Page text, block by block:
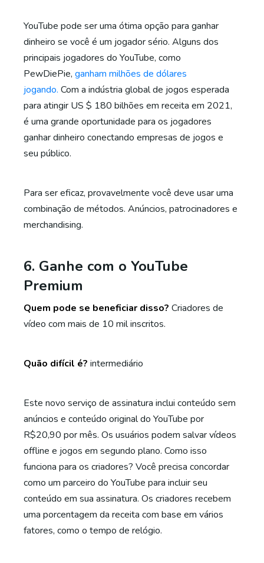
YouTube pode ser uma ótima opção para ganhar
dinheiro se você é um jogador sério. Alguns dos
principais jogadores do YouTube, como
PewDiePie, ganham milhões de dólares
jogando. Com a indústria global de jogos esperada
para atingir US $ 180 bilhões em receita em 2021,
é uma grande oportunidade para os jogadores
ganhar dinheiro conectando empresas de jogos e
seu público.
Para ser eficaz, provavelmente você deve usar uma
combinação de métodos. Anúncios, patrocinadores e
merchandising.
6. Ganhe com o YouTube
Premium
Quem pode se beneficiar disso? Criadores de
vídeo com mais de 10 mil inscritos.
Quão difícil é? intermediário
Este novo serviço de assinatura inclui conteúdo sem
anúncios e conteúdo original do YouTube por
R$20,90 por mês. Os usuários podem salvar vídeos
offline e jogos em segundo plano. Como isso
funciona para os criadores? Você precisa concordar
como um parceiro do YouTube para incluir seu
conteúdo em sua assinatura. Os criadores recebem
uma porcentagem da receita com base em vários
fatores, como o tempo de relógio.